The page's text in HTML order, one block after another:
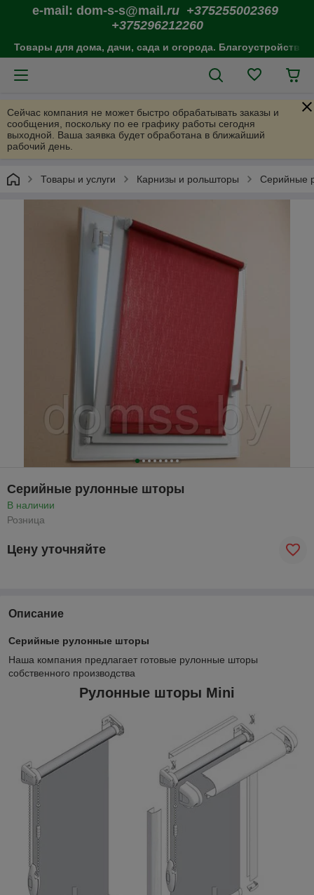
e-mail: dom-s-s@mail .ru +375255002369
+375296212260
Товары для дома, дачи, сада и огорода. Благоустройство
Сейчас компания не может быстро обрабатывать заказы и
сообщения, поскольку по ее графику работы сегодня
выходной. Ваша заявка будет обработана в ближайший
рабочий день.
Товары и услуги Карнизы и рольшторы Серийные
Серийные рулонные шторы
В наличии
Розница
Цену уточняйте
Описание
Серийные рулонные шторы
Наша компания предлагает готовые рулонные шторы
собственного производства
Рулонные шторы Mini